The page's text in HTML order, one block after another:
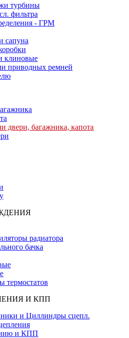
турбины
фильтра
- ГРМ
сапуна
клиновые
приводных ремней
двери, багажника, капота
радиатора
бачка
термостатов
И КПП
и Циллиндры сцепл.
и КПП